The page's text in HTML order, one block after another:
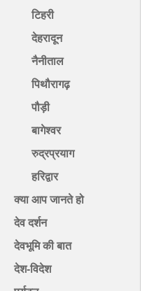
टिहरी
देहरादून
नैनीताल
पिथौरागढ़
पौड़ी
बागेश्वर
रुद्रप्रयाग
हरिद्वार
क्या आप जानते हो
देव दर्शन
देवभूमि की बात
देश-विदेश